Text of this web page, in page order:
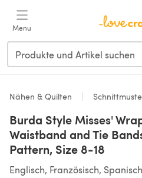
Menu
Nähen & Quilten
Burda Style Misses'
Waistband and Tie
Pattern, Size 8-18
Englisch, Französisch, Spanisch